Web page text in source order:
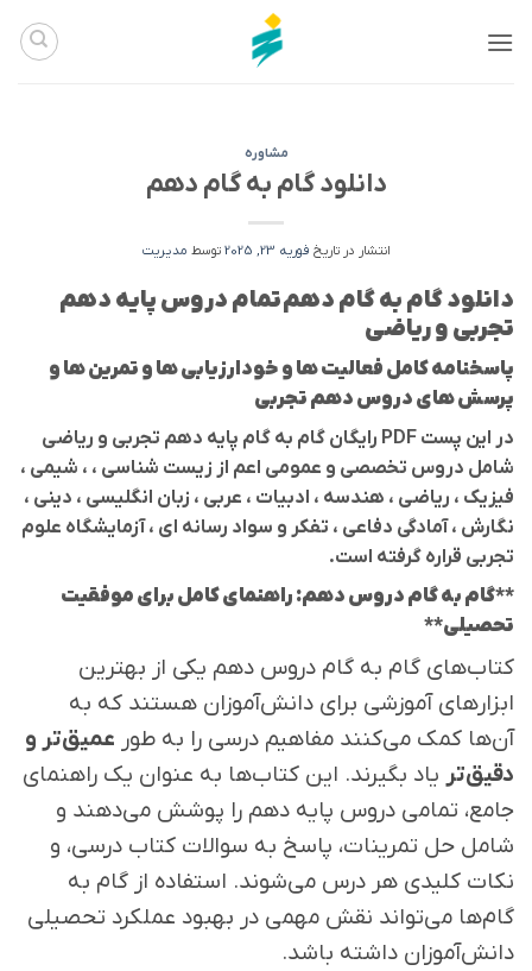
مشاوره
دانلود گام به گام دهم
انتشار در تاریخ فوریه 23, 2025 توسط مدیریت
دانلود گام به گام دهم تمام دروس پایه دهم
تجربی و ریاضی
پاسخنامه کامل فعالیت ها و خودارزیابی ها و تمرین ها و
پرسش های دروس دهم تجربی
در این پست PDF رایگان گام به گام پایه دهم تجربی و ریاضی
شامل دروس تخصصی و عمومی اعم از زیست شناسی ، ، شیمی ،
فیزیک ، ریاضی ، هندسه ، ادبیات ، عربی ، زبان انگلیسی ، دینی ،
نگارش ، آمادگی دفاعی ، تفکر و سواد رسانه ای ، آزمایشگاه علوم
تجربی قراره گرفته است.
**گام به گام دروس دهم: راهنمای کامل برای موفقیت
تحصیلی**
کتاب‌های گام به گام دروس دهم یکی از بهترین
ابزارهای آموزشی برای دانش‌آموزان هستند که به
آن‌ها کمک می‌کنند مفاهیم درسی را به طور عمیق‌تر و
دقیق‌تر یاد بگیرند. این کتاب‌ها به عنوان یک راهنمای
جامع، تمامی دروس پایه دهم را پوشش می‌دهند و
شامل حل تمرینات، پاسخ به سوالات کتاب درسی، و
نکات کلیدی هر درس می‌شوند. استفاده از گام به
گام‌ها می‌تواند نقش مهمی در بهبود عملکرد تحصیلی
دانش‌آموزان داشته باشد.